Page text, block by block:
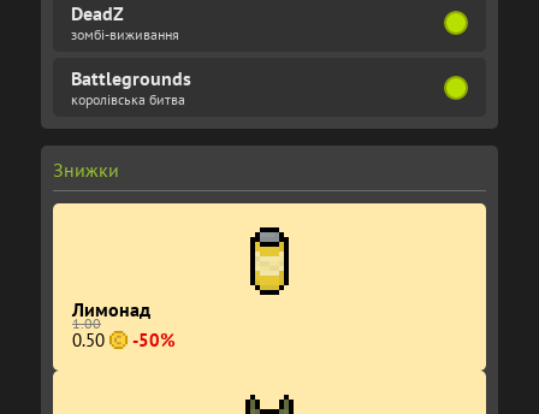
DeadZ
зомбі-виживання
Battlegrounds
королівська битва
Знижки
Лимонад
1.00
0.50 -50%